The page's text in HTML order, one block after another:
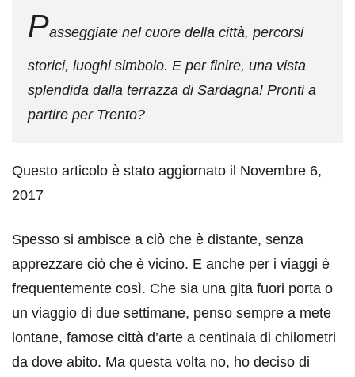
Passeggiate nel cuore della città, percorsi
storici, luoghi simbolo. E per finire, una vista
splendida dalla terrazza di Sardagna! Pronti a
partire per Trento?
Questo articolo è stato aggiornato il Novembre 6,
2017
Spesso si ambisce a ciò che è distante, senza
apprezzare ciò che è vicino. E anche per i viaggi è
frequentemente così. Che sia una gita fuori porta o
un viaggio di due settimane, penso sempre a mete
lontane, famose città d’arte a centinaia di chilometri
da dove abito. Ma questa volta no, ho deciso di